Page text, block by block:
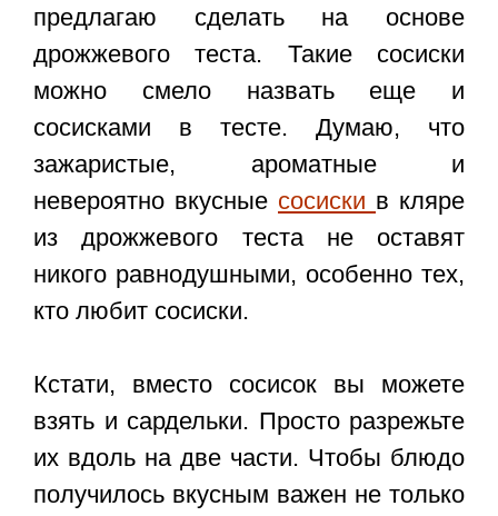
предлагаю сделать на основе
дрожжевого теста. Такие сосиски
можно смело назвать еще и
сосисками в тесте. Думаю, что
зажаристые, ароматные и
невероятно вкусные сосиски в кляре
из дрожжевого теста не оставят
никого равнодушными, особенно тех,
кто любит сосиски.
Кстати, вместо сосисок вы можете
взять и сардельки. Просто разрежьте
их вдоль на две части. Чтобы блюдо
получилось вкусным важен не только